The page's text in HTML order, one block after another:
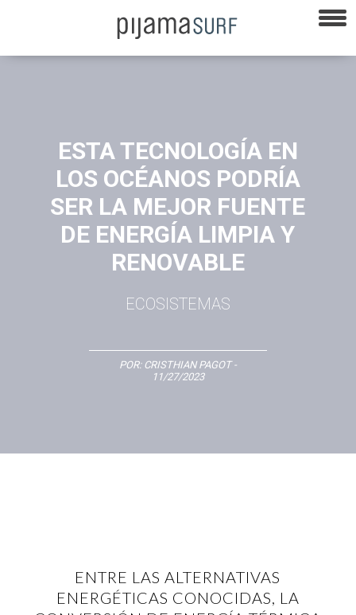
ESTA TECNOLOGÍA EN
LOS OCÉANOS PODRÍA
SER LA MEJOR FUENTE
DE ENERGÍA LIMPIA Y
RENOVABLE
ECOSISTEMAS
POR: CRISTHIAN PAGOT-
11/27/2023
ENTRE LAS ALTERNATIVAS
ENERGÉTICAS CONOCIDAS, LA